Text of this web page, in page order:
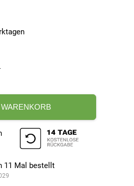
11 Mal bestellt